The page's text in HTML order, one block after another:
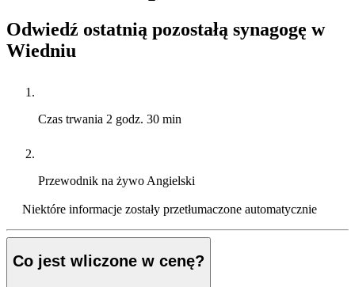
Odwiedź ostatnią pozostałą synagogę w
Wiedniu
Czas trwania 2 godz. 30 min
Przewodnik na żywo Angielski
Niektóre informacje zostały przetłumaczone automatycznie
Co jest wliczone w cenę?